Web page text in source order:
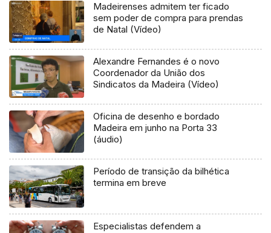
Madeirenses admitem ter ficado
sem poder de compra para prendas
de Natal (Vídeo)
Alexandre Fernandes é o novo
Coordenador da União dos
Sindicatos da Madeira (Vídeo)
Oficina de desenho e bordado
Madeira em junho na Porta 33
(áudio)
Período de transição da bilhética
termina em breve
Especialistas defendem a